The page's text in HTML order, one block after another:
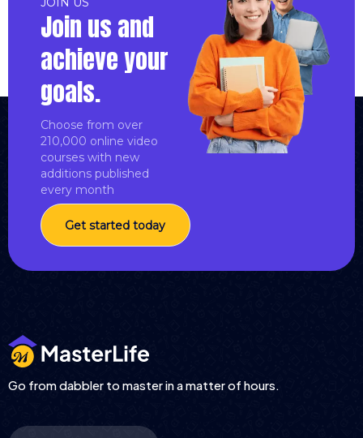
Join us and
achieve your
goals.
Choose from over
210,000 online video
courses with new
additions published
every month
Get started today
Go from dabbler to master in a matter of hours.